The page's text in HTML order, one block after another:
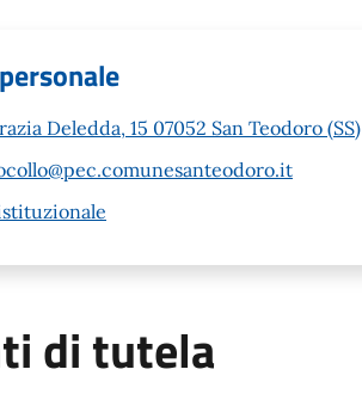
Deledda, 15 07052 San Teodoro (SS)
di tutela